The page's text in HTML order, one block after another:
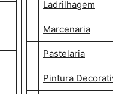
Ladrilhagem
Marcenaria
Pastelaria
Pintura Decorativa